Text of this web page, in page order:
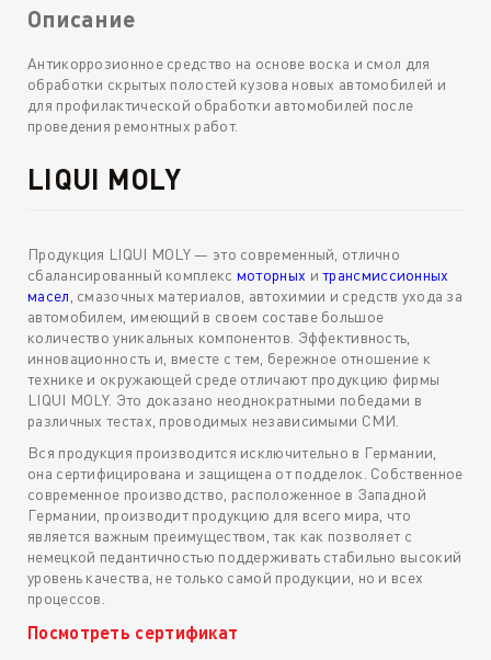
Описание
Антикоррозионное средство на основе воска и смол для
обработки скрытых полостей кузова новых автомобилей и
для профилактической обработки автомобилей после
проведения ремонтных работ.
LIQUI MOLY
Продукция LIQUI MOLY — это современный, отлично
сбалансированный комплекс моторных итрансмиссионных
масел , смазочных материалов, автохимии и средств ухода за
автомобилем, имеющий в своем составе большое
количество уникальных компонентов. Эффективность,
инновационность и, вместе с тем, бережное отношение к
технике и окружающей среде отличают продукцию фирмы
LIQUI MOLY. Это доказано неоднократными победами в
различных тестах, проводимых независимыми СМИ.
Вся продукция производится исключительно в Германии,
она сертифицирована и защищена от подделок. Собственное
современное производство, расположенное в Западной
Германии, производит продукцию для всего мира, что
является важным преимуществом, так как позволяет с
немецкой педантичностью поддерживать стабильно высокий
уровень качества, не только самой продукции, но и всех
процессов.
Посмотреть сертификат